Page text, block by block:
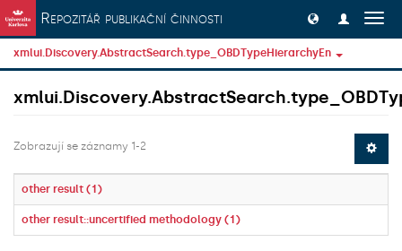
Přeskočit na obsah
Repozitář publikační činnosti
xmlui.Discovery.AbstractSearch.type_OBDTypeHierarchyEn
Zobrazují se záznamy 1-2
other result (1)
other result::uncertified methodology (1)